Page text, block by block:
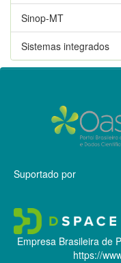
Sinop-MT
Sistemas integrados
Suportado por
Empresa Brasileira de
https://